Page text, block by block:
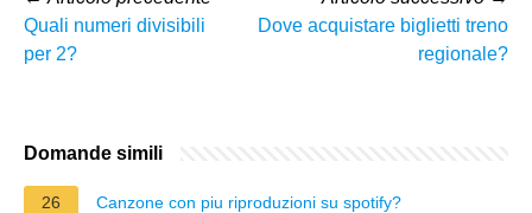
Quali numeri divisibili
per 2?
Dove acquistare biglietti treno
regionale?
Domande simili
26 Canzone con piu riproduzioni su spotify?